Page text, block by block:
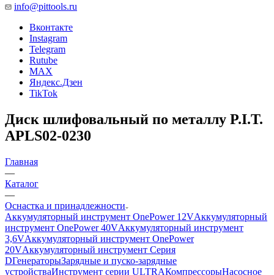
info@pittools.ru
Вконтакте
Instagram
Telegram
Rutube
MAX
Яндекс.Дзен
TikTok
Диск шлифовальный по металлу P.I.T.
APLS02-0230
Главная
—
Каталог
—
Оснастка и принадлежности
Аккумуляторный инструмент OnePower 12VАккумуляторный
инструмент OnePower 40VАккумуляторный инструмент
3,6VАккумуляторный инструмент OnePower
20VАккумуляторный инструмент Серия
DГенераторыЗарядные и пуско-зарядные
устройстваИнструмент серии ULTRAКомпрессорыНасосное